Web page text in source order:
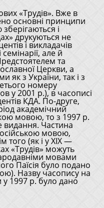
«Трудів». Вже в
основні принципи
і
друкуються не
і викладачів
семінарії, але й
та
Церкви, а
як з України, так і з
номеру
у 2001 р.), в часописі
КДА. По-друге,
академічний
мовою, то з 1997 р.
Частина
мовою,
того (як і у ХІХ —
«Трудів» можуть
мовами
Паїсія було подано
Назву часопису на
у 1997 р. було дано